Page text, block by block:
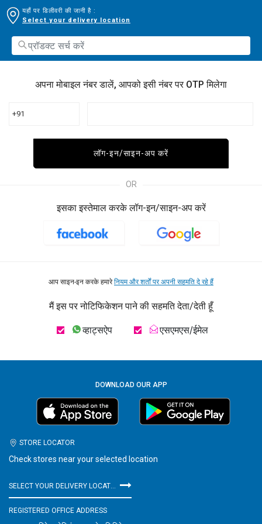
यहाँ पर डिलीवरी की जानी है :
Select your delivery location
अपना मोबाइल नंबर डालें, आपको इसी नंबर पर OTP मिलेगा
+91
लॉग-इन/साइन-अप करें
OR
इसका इस्तेमाल करके लॉग-इन/साइन-अप करें
आप साइन-इन करके हमारेनियम और शर्तों पर अपनी सहमति दे रहे हैं
मैं इस पर नोटिफिकेशन पाने की सहमति देता/देती हूँ
व्हाट्सऐप एसएमएस/ईमेल
DOWNLOAD OUR APP
STORE LOCATOR
Check stores near your selected location
SELECT YOUR DELIVERY LOCATION
REGISTERED OFFICE ADDRESS